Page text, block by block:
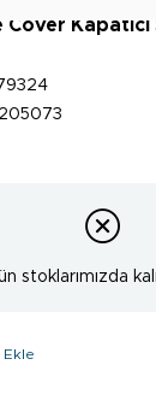
Kapatıcı
stoklarımızda
Ekle